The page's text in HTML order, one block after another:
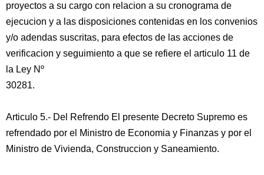
proyectos a su cargo con relacion a su cronograma de
ejecucion y a las disposiciones contenidas en los convenios
y/o adendas suscritas, para efectos de las acciones de
verificacion y seguimiento a que se refiere el articulo 11 de
la Ley Nº
30281.
Articulo 5.- Del Refrendo El presente Decreto Supremo es
refrendado por el Ministro de Economia y Finanzas y por el
Ministro de Vivienda, Construccion y Saneamiento.